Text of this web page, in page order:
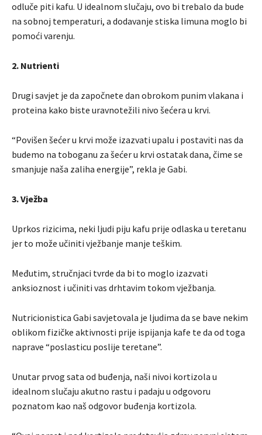
odluče piti kafu. U idealnom slučaju, ovo bi trebalo da bude
na sobnoj temperaturi, a dodavanje stiska limuna moglo bi
pomoći varenju.
2. Nutrienti
Drugi savjet je da započnete dan obrokom punim vlakana i
proteina kako biste uravnotežili nivo šećera u krvi.
“Povišen šećer u krvi može izazvati upalu i postaviti nas da
budemo na toboganu za šećer u krvi ostatak dana, čime se
smanjuje naša zaliha energije”, rekla je Gabi.
3. Vježba
Uprkos rizicima, neki ljudi piju kafu prije odlaska u teretanu
jer to može učiniti vježbanje manje teškim.
Međutim, stručnjaci tvrde da bi to moglo izazvati
anksioznost i učiniti vas drhtavim tokom vježbanja.
Nutricionistica Gabi savjetovala je ljudima da se bave nekim
oblikom fizičke aktivnosti prije ispijanja kafe te da od toga
naprave “poslasticu poslije teretane”.
Unutar prvog sata od buđenja, naši nivoi kortizola u
idealnom slučaju akutno rastu i padaju u odgovoru
poznatom kao naš odgovor buđenja kortizola.